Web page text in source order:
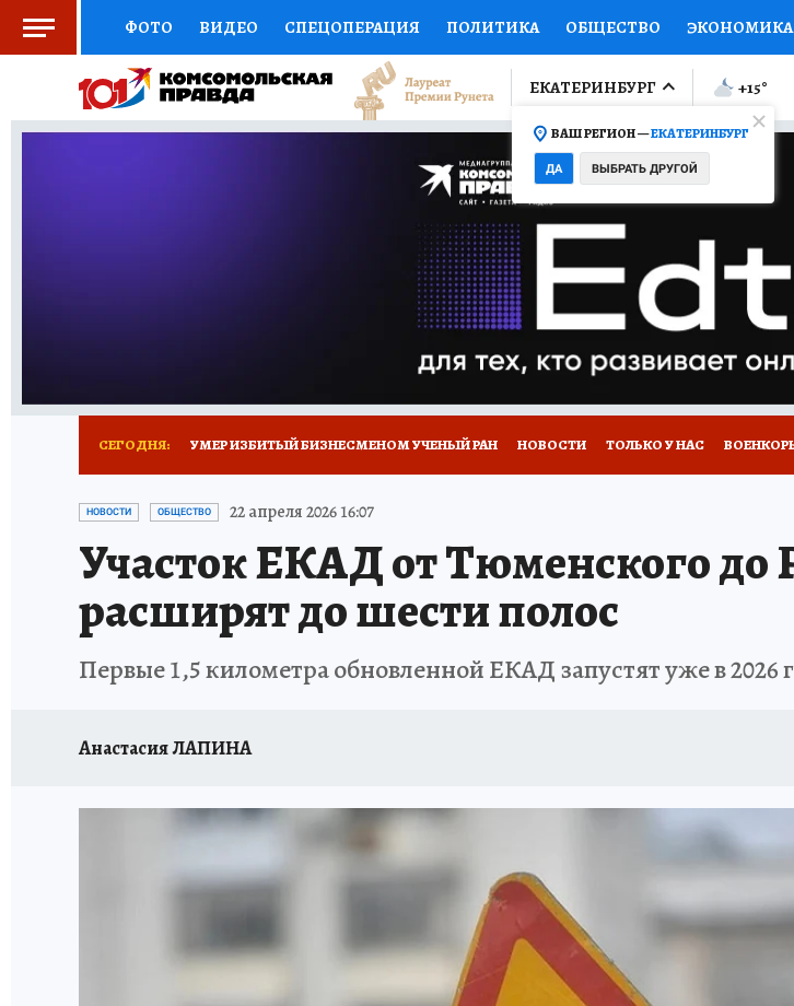
ФОТО ВИДЕО СПЕЦОПЕРАЦИЯ ПОЛИТИКА ОБЩЕСТВО ЭКОНОМИКА
СОЦПОДДЕРЖКА НАУКА СПОРТ КОЛУМНИСТЫ ПРОИСШЕСТВИЯ
ВЫБОР ЭКСПЕРТОВ ДОКТОР ФИНАНСЫ ОТКРЫВАЕМ МИР Я ЗНАЮ
ПРОГНОЗЫ НА СПОРТ ПРОМОКОДЫ СЕРИАЛЫ
ТЕЛЕВИЗОР КОЛЛЕКЦИИ КОНКУРСЫ
НОВОЕ НА САЙТЕ
ЕКАТЕРИНБУРГ
ВАШ РЕГИОН —ЕКАТЕРИНБУРГ
ДА ВЫБРАТЬ ДРУГОЙ
+15°
СЕГОДНЯ: УМЕР ИЗБИТЫЙ БИЗНЕСМЕНОМ УЧЕНЫЙ РАН НОВОСТИ ТОЛЬКО У НАС
ЗАПОВЕДНАЯ РОССИЯ ПРОИСШЕСТВИЯ
НОВОСТИ ОБЩЕСТВО 22 апреля 2026 16:07
Участок ЕКАД от Тюменского до
расширят до шести полос
Первые 1,5 километра обновленной ЕКАД запустят уже в 2026
Анастасия ЛАПИНА